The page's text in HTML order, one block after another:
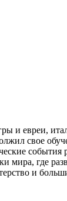
и евреи,
свое
события
мира, где
и